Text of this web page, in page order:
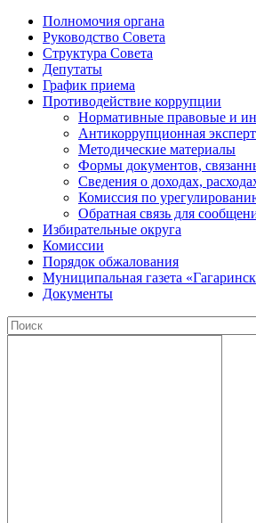
Полномочия органа
Руководство Совета
Структура Совета
Депутаты
График приема
Противодействие коррупции
Нормативные правовые и
Антикоррупционная
Методические материалы
Формы документов,
Сведения о доходах,
Комиссия по
Обратная связь для
Избирательные округа
Комиссии
Порядок обжалования
Муниципальная газета
Документы